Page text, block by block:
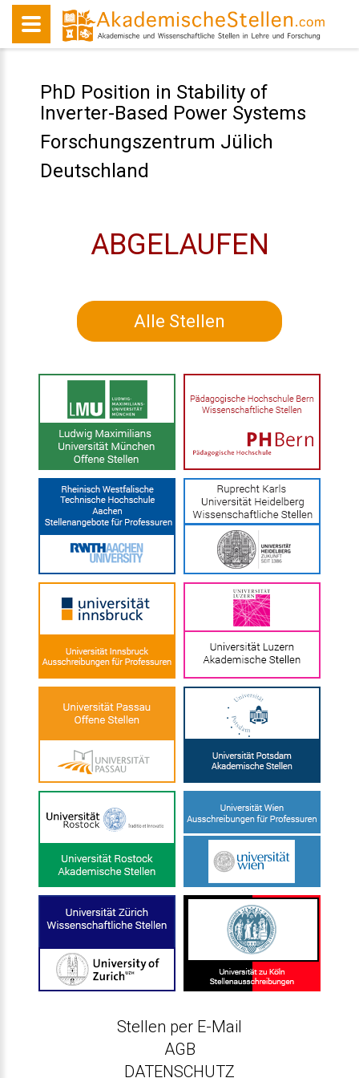
PhD Position in Stability of
Inverter-Based Power Systems
Forschungszentrum Jülich
Deutschland
ABGELAUFEN
Alle Stellen
Stellen per E-Mail
AGB
DATENSCHUTZ